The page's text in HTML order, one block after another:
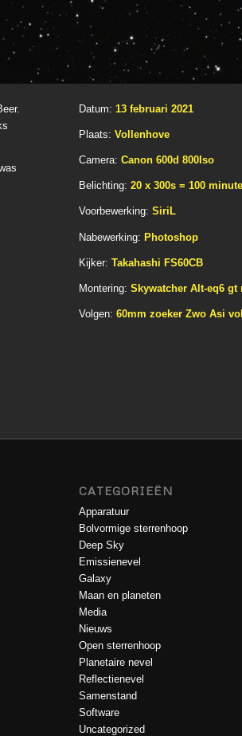
Datum: 13 februari 2021
Plaats: Vollenhove
Camera: Canon 600d 800Iso
Belichting: 20 x 300s = 100
Voorbewerking: SiriL
Nabewerking: Photoshop
Kijker: Takahashi FS60CB
Montering: Skywatcher Alt-eq6 gt
Volgen: 60mm zoeker Zwo Asi
CATEGORIEËN
Apparatuur
Bolvormige sterrenhoop
Deep Sky
Emissienevel
Galaxy
Maan en planeten
Media
Nieuws
Open sterrenhoop
Planetaire nevel
Reflectienevel
Samenstand
Software
Uncategorized